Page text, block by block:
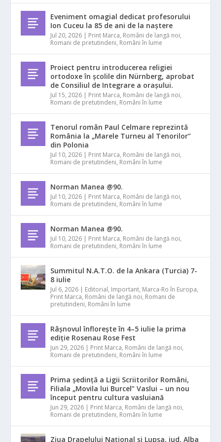
Eveniment omagial dedicat profesorului
Ion Cuceu la 85 de ani de la naștere
Jul 20, 2026 | Print Marca, Români de langă noi,
Romani de pretutindeni, Români în lume
Proiect pentru introducerea religiei
ortodoxe în școlile din Nürnberg, aprobat
de Consiliul de Integrare a orașului.
Jul 15, 2026 | Print Marca, Români de langă noi,
Romani de pretutindeni, Români în lume
Tenorul român Paul Celmare reprezintă
România la „Marele Turneu al Tenorilor”
din Polonia
Jul 10, 2026 | Print Marca, Români de langă noi,
Romani de pretutindeni, Români în lume
Norman Manea @90.
Jul 10, 2026 | Print Marca, Români de langă noi,
Romani de pretutindeni, Români în lume
Norman Manea @90.
Jul 10, 2026 | Print Marca, Români de langă noi,
Romani de pretutindeni, Români în lume
Summitul N.A.T.O. de la Ankara (Turcia) 7-
8 iulie
Jul 6, 2026 | Editorial, Important, Marca-Ro în Europa,
Print Marca, Români de langă noi, Romani de
pretutindeni, Români în lume
Râșnovul înflorește în 4–5 iulie la prima
ediție Rosenau Rose Fest
Jun 29, 2026 | Print Marca, Români de langă noi,
Romani de pretutindeni, Români în lume
Prima ședință a Ligii Scriitorilor Români,
Filiala „Movila lui Burcel” Vaslui – un nou
început pentru cultura vasluiană
Jun 29, 2026 | Print Marca, Români de langă noi,
Romani de pretutindeni, Români în lume
Ziua Drapelului Național și Lupșa, jud. Alba